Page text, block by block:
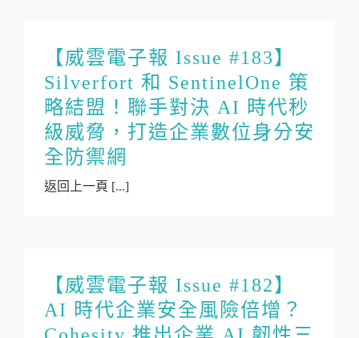
【威雲電子報 Issue #183】
Silverfort 和 SentinelOne 策
略結盟！聯手對決 AI 時代秒
級威脅，打造企業數位身分安
全防禦網
返回上一頁 [...]
【威雲電子報 Issue #182】
AI 時代企業安全風險倍增？